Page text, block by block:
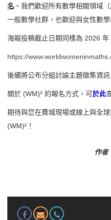
名 。我們歡迎所有數學相關領域
一般數學社群，也歡迎與女性數
海報投稿截止日期同樣為 2026 年
https://
後續將公布分組討論主題徵集資訊
關於 (WM)² 的報名方式，可於此
期待與您在費城現場或線上與全
(WM)²！
作者